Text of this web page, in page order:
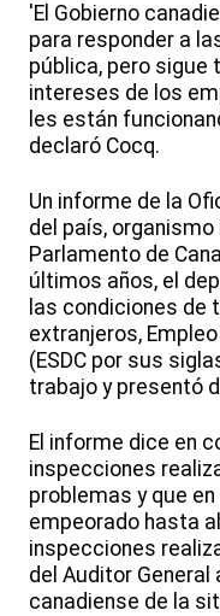
'El Gobierno
para responder a
pública, pero sigue
intereses de los
les están
declaró Cocq.
Un informe de la
del país, organismo
Parlamento de
últimos años, el
las condiciones de
extranjeros,
(ESDC por sus
trabajo y presentó
El informe dice en
inspecciones
problemas y que
empeorado hasta
inspecciones
del Auditor General
canadiense de la